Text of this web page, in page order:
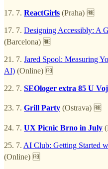
17. 7. ReactGirls (Praha) 🆓
17. 7. Designing Accessibly: A
(Barcelona) 🆓
21. 7. Jared Spool: Measuring
AI) (Online) 🆓
22. 7. SEOloger extra 85 U
23. 7. Grill Party (Ostrava) 🆓
24. 7. UX Picnic Brno in July
25. 7. AI Club: Getting Started
(Online) 🆓